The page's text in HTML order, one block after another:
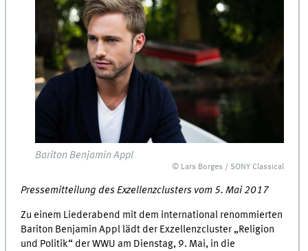
Bariton Benjamin Appl
© Lars Borges / SONY Classical
Pressemitteilung des Exzellenzclusters vom 5. Mai 2017
Zu einem Liederabend mit dem international renommierten
Bariton Benjamin Appl lädt der Exzellenzcluster „Religion
und Politik“ der WWU am Dienstag, 9. Mai, in die